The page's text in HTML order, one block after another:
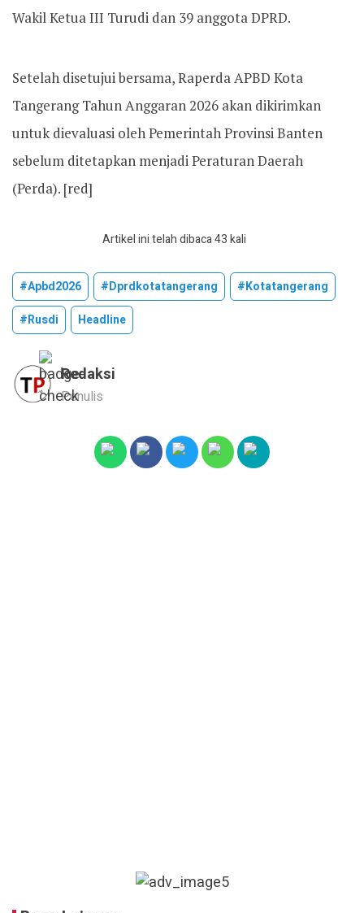
Wakil Ketua III Turudi dan 39 anggota DPRD.
Setelah disetujui bersama, Raperda APBD Kota
Tangerang Tahun Anggaran 2026 akan dikirimkan
untuk dievaluasi oleh Pemerintah Provinsi Banten
sebelum ditetapkan menjadi Peraturan Daerah
(Perda). [red]
Artikel ini telah dibaca 43 kali
#apbd2026 #dprdkotatangerang
#kotatangerang
#rusdi
Headline
Redaksi
Penulis